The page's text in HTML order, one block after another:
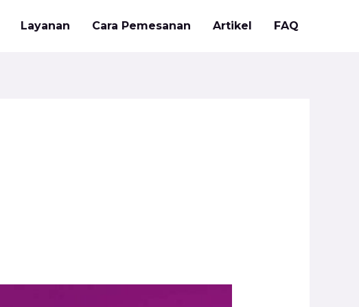
Layanan Cara Pemesanan Artikel FAQ